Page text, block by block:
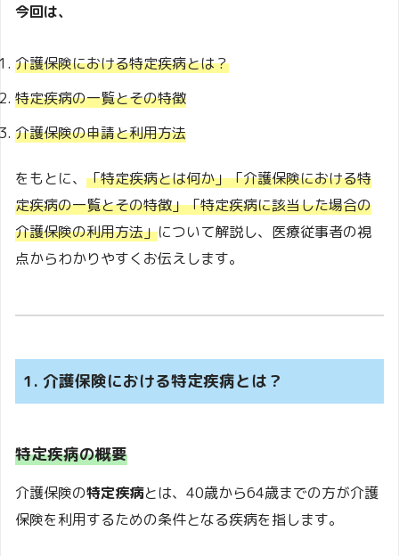
今回は、
介護保険における特定疾病とは？
特定疾病の一覧とその特徴
介護保険の申請と利用方法
をもとに、 「特定疾病とは何か」「介護保険における特
定疾病の一覧とその特徴」「特定疾病に該当した場合の
介護保険の利用方法」について解説し、医療従事者の視
点からわかりやすくお伝えします。
1. 介護保険における特定疾病とは？
特定疾病の概要
介護保険の特定疾病とは、40歳から64歳までの方が介護
保険を利用するための条件となる疾病を指します。